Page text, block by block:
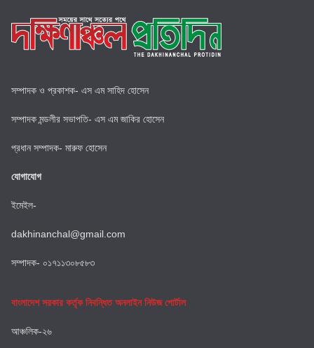
সম্পাদক ও প্রকাশক- এস এম সাহিদ হোসেন
সম্পাদক মন্ডলীর সভাপতি- এস এম জাকির হোসেন
প্রধান সম্পাদক- মারুফ হোসেন
যোগাযোগ
ইমেইল-
dakhinanchal@gmail.com
সম্পাদক- ০১৭১১৩০৮৫৮৩
বাংলাদেশ সরকার কর্তৃক নিবন্ধিত অনলাইন নিউজ পোর্টাল
আঞ্চলিক-২৬